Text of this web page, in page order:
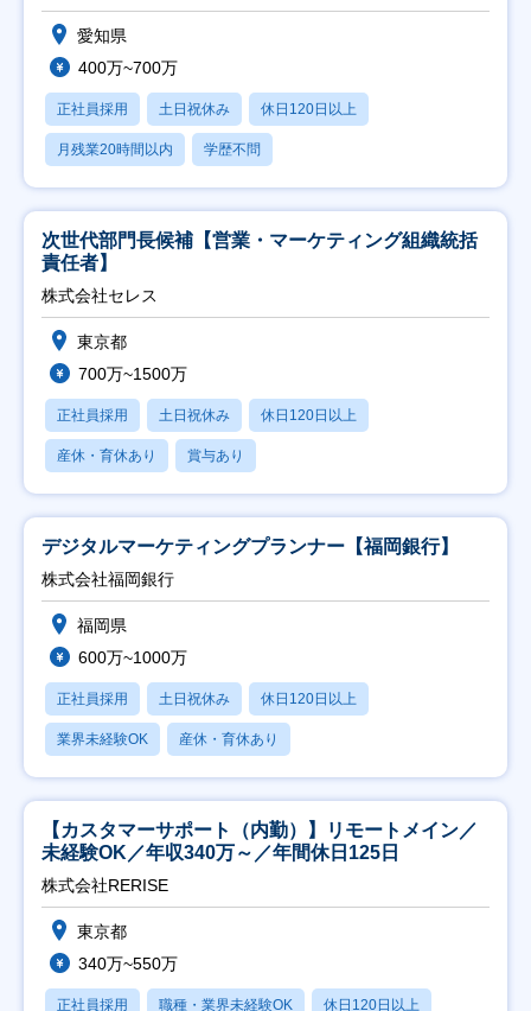
愛知県
400万~700万
正社員採用 土日祝休み 休日120日以上
月残業20時間以内 学歴不問
次世代部門長候補【営業・マーケティング組織統括
責任者】
株式会社セレス
東京都
700万~1500万
正社員採用 土日祝休み 休日120日以上
産休・育休あり 賞与あり
デジタルマーケティングプランナー【福岡銀行】
株式会社福岡銀行
福岡県
600万~1000万
正社員採用 土日祝休み 休日120日以上
業界未経験OK 産休・育休あり
【カスタマーサポート（内勤）】リモートメイン／
未経験OK／年収340万～／年間休日125日
株式会社RERISE
東京都
340万~550万
正社員採用 職種・業界未経験OK 休日120日以上